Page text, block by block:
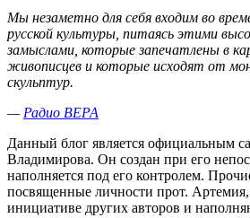
Мы незаметно для себя входим во
русской культуры, питаясь этими
замыслами, которые запечатлены в
живописцев и которые исходят от
скульптур.
— Радио ВЕРА
Данный блог является официальным
Владимирова. Он создан при его
наполняется под его контролем.
посвященные личности прот. Артемия,
инициативе других авторов и